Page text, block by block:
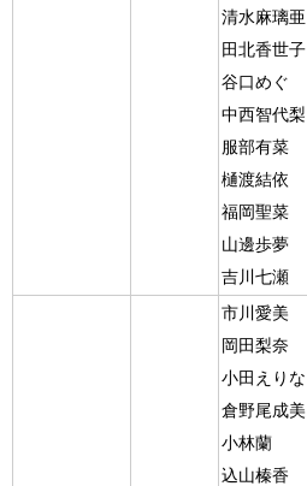
清水麻璃亜
田北香世子
谷口めぐ
中西智代梨
服部有菜
樋渡結依
福岡聖菜
山邊歩夢
吉川七瀬
市川愛美
岡田梨奈
小田えりな
倉野尾成美
小林蘭
込山榛香